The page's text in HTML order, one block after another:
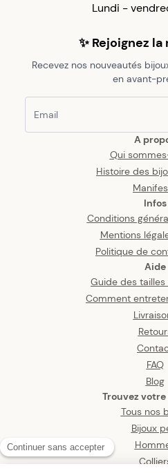
A
Qui
Histoire des
Infos
Conditions
Mentions
Politique de
Aide
Guide des
Comment
FAQ
Blog
Trouvez
Tous nos
Bijoux
Lundi -
✨ Rejoignez
Recevez nos nouveautés
en avant-